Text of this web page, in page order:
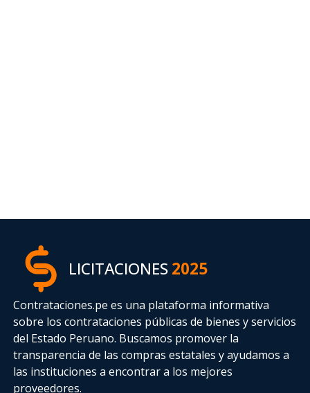
LICITACIONES2025
Contrataciones.pe es una plataforma informativa
sobre los contrataciones públicas de bienes y servicios
del Estado Peruano. Buscamos promover la
transparencia de las compras estatalesy ayudamos a
las instituciones a encontrar a los mejores
proveedores.